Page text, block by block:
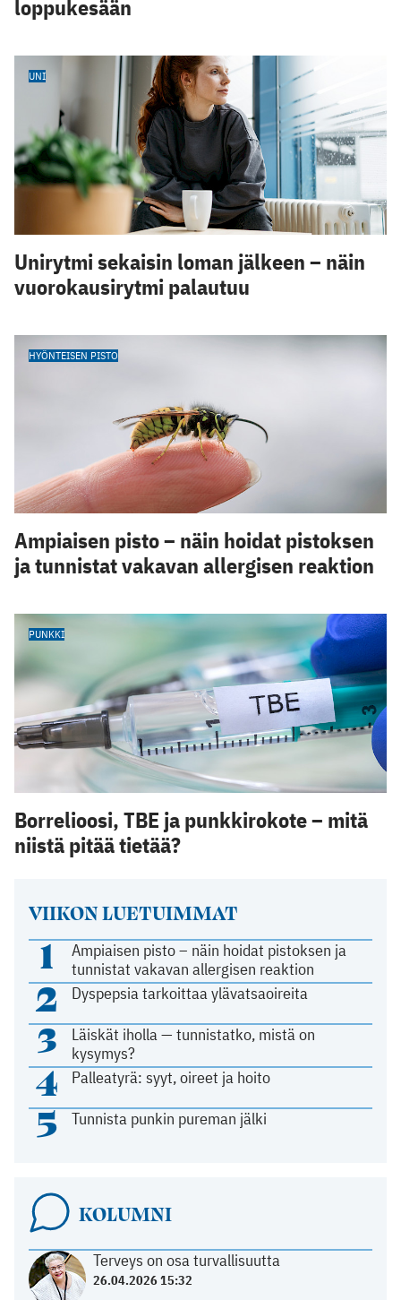
VIIKON LUETUIMMAT
1
Ampiaisen pisto – näin hoidat pistoksen ja
tunnistat vakavan allergisen reaktion
2 Dyspepsia tarkoittaa ylävatsaoireita
3
Läiskät iholla — tunnistatko, mistä on
kysymys?
4 Palleatyrä: syyt, oireet ja hoito
5 Tunnista punkin pureman jälki
KOLUMNI
Terveys on osa turvallisuutta
26.04.2026 15:32
loppukesään
UNI
Unirytmi sekaisin loman jälkeen – näin
vuorokausirytmi palautuu
HYÖNTEISEN PISTO
Ampiaisen pisto – näin hoidat pistoksen
ja tunnistat vakavan allergisen reaktion
PUNKKI
Borrelioosi, TBE ja punkkirokote – mitä
niistä pitää tietää?